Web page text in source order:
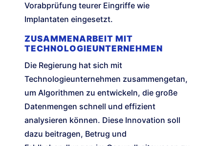
Vorabprüfung teurer Eingriffe wie
Implantaten eingesetzt.
ZUSAMMENARBEIT MIT
TECHNOLOGIEUNTERNEHMEN
Die Regierung hat sich mit
Technologieunternehmen zusammengetan,
um Algorithmen zu entwickeln, die große
Datenmengen schnell und effizient
analysieren können. Diese Innovation soll
dazu beitragen, Betrug und